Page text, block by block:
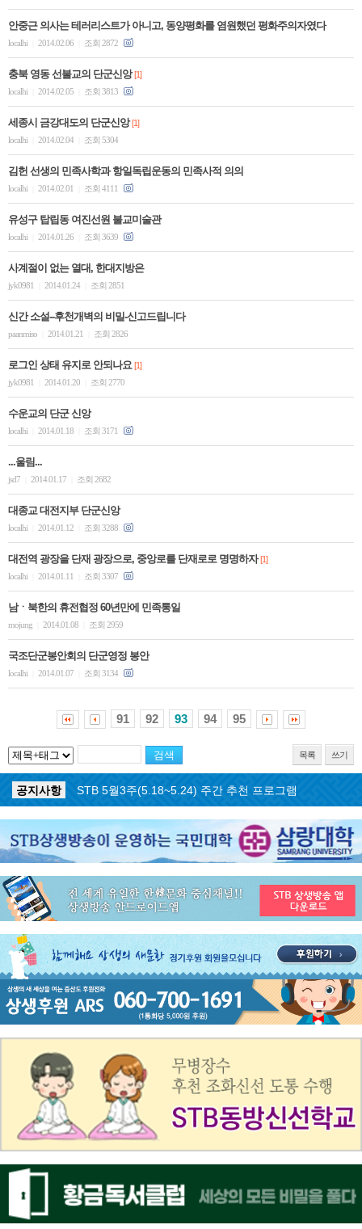
안중근 의사는 테러리스트가 아니고, 동양평화를 염원했던 평화주의자였다
localhi 2014.02.06 조회 2872
충북 영동 선불교의 단군신앙 [1]
localhi
2014.02.05 조회 3813
세종시 금강대도의 단군신앙 [1]
localhi
2014.02.04 조회 5304
김헌 선생의 민족사학과 항일독립운동의 민족사적 의의
localhi 2014.02.01 조회 4111
유성구 탑립동 여진선원 불교미술관
localhi 2014.01.26 조회 3639
사계절이 없는 열대, 한대지방은
jyk0981 2014.01.24 조회 2851
신간 소설--후천개벽의 비밀-신고드립니다
paanmiso 2014.01.21 조회 2826
로그인 상태 유지로 안되나요 [1]
jyk0981
2014.01.20 조회 2770
수운교의 단군 신앙
localhi 2014.01.18 조회 3171
...울림...
jsd7 2014.01.17 조회 2682
대종교 대전지부 단군신앙
localhi 2014.01.12 조회 3288
대전역 광장을 단재 광장으로, 중앙로를 단재로로 명명하자 [1]
localhi
2014.01.11 조회 3307
남ㆍ북한의 휴전협정 60년만에 민족통일
mojung 2014.01.08 조회 2959
국조단군봉안회의 단군영정 봉안
localhi 2014.01.07 조회 3134
91 92 93 94 95
목록 쓰기
공지사항 ON AIR 서비스 장애 복구 안내
공지사항
STB 5월4주(5.25~5.31) 주간 추천 프로그램
공지사항
STB 5월3주(5.18~5.24) 주간 추천 프로그램
공지사항
STB 4월마지막주(4.27~5.3) 주간 추천 프로그램
STB 4월4주(4.20~4.26) 주간 추천 프로그램
공지사항
STB 4월2주(4.6~4.12) 주간 추천 프로그램
공지사항
STB 4월1주(3.30~4.5) 주간 추천 프로그램
공지사항
STB 3월4주(3.23~3.29) 주간 추천 프로그램